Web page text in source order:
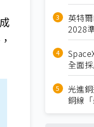
英特
2028
全面
光進
銅線「